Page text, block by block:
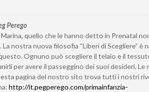
Perego
quello che le hanno detto in Prenatal
nostra nuova filosofia “Liberi di Scegliere” è
Ognuno può scegliere il telaio e il
per avere il passeggino dei suoi desideri. Le
pagina del nostro sito trova tutti i nostri
http://it.pegperego.com/primainfanzia-